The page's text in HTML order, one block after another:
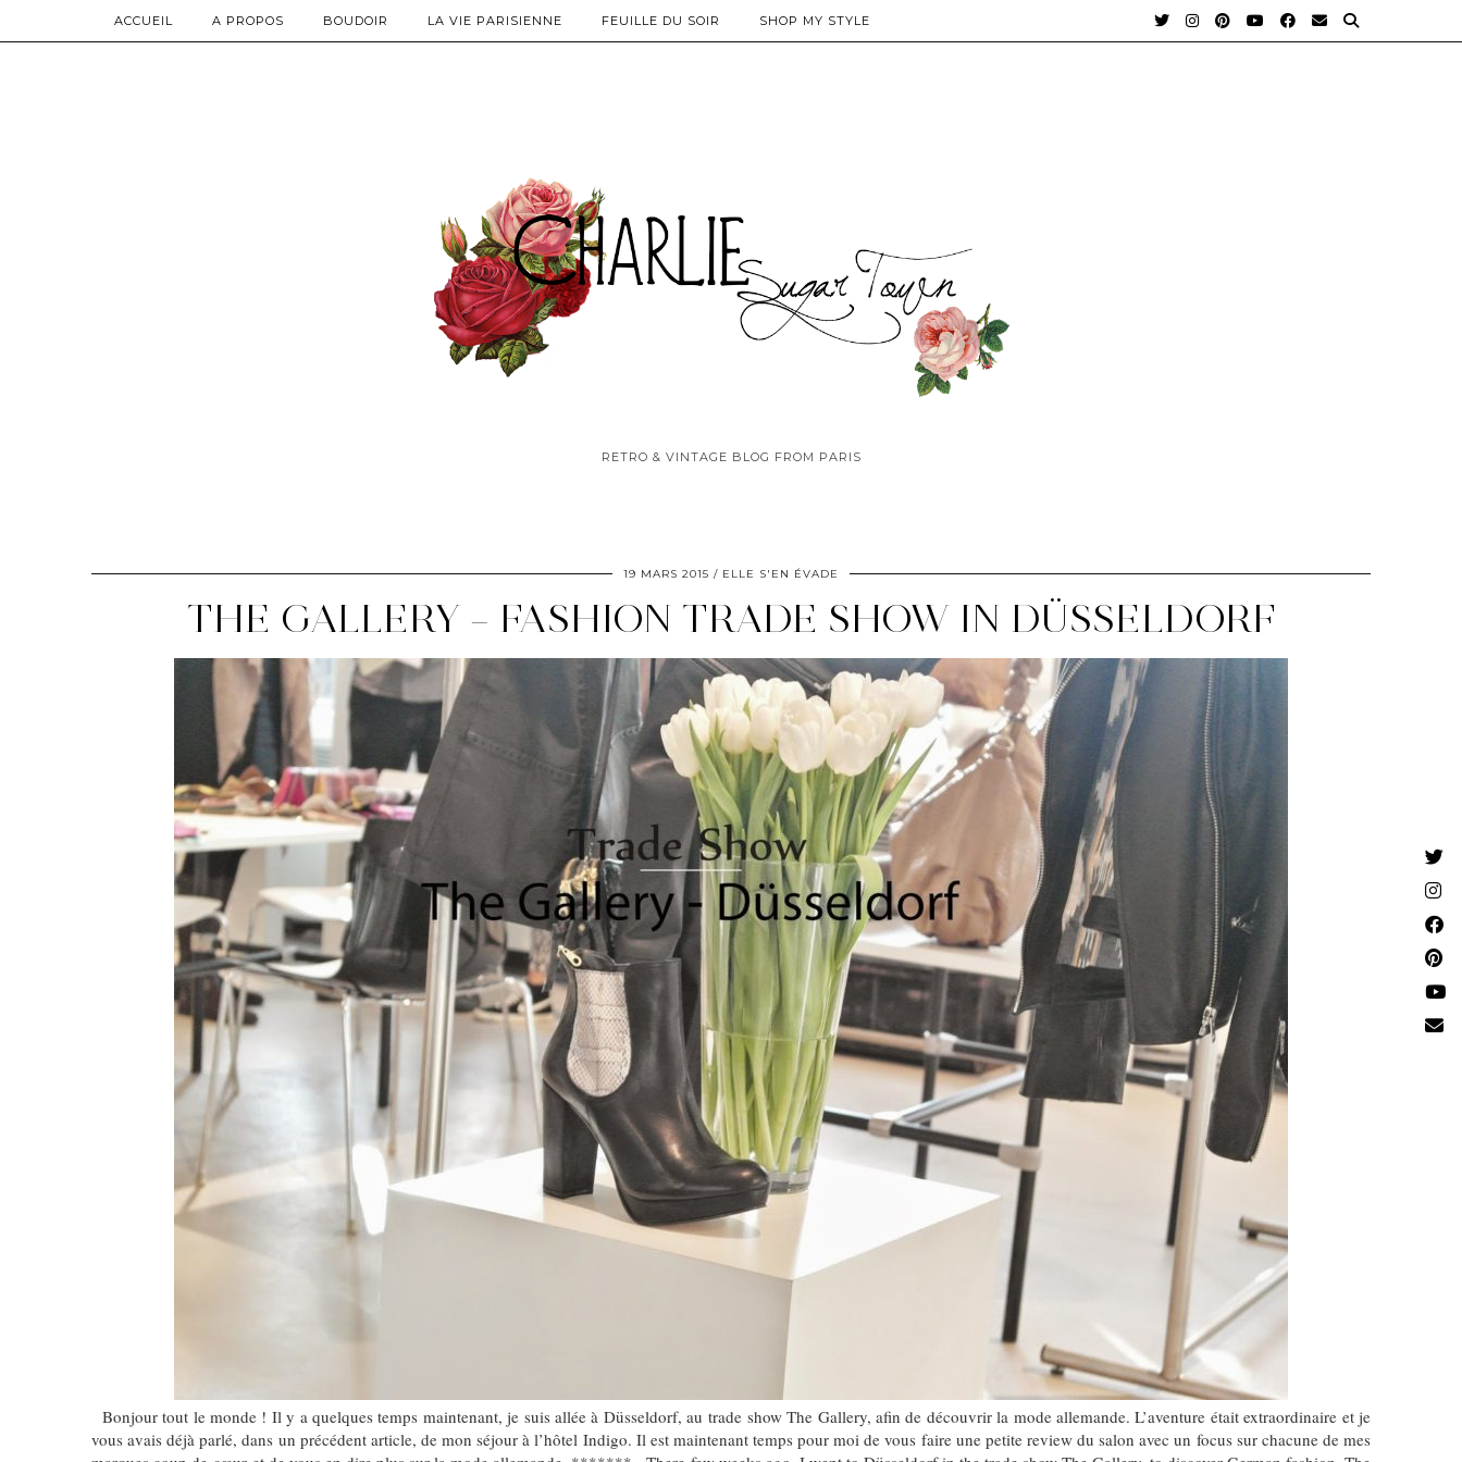
RETRO & VINTAGE BLOG FROM PARIS
ACCUEIL A PROPOS BOUDOIR LA VIE PARISIENNE FEUILLE DU SOIR SHOP MY STYLE
19 MARS 2015 ELLE S'EN ÉVADE
THE GALLERY – FASHION TRADE SHOW IN DÜSSELDORF
Bonjour tout le monde ! Il y a quelques temps maintenant, je suis allée à Düsseldorf, au trade show The Gallery, afin de découvrir la mode allemande. L’aventure était extraordinaire et je
vous avais déjà parlé, dans un précédent article, de mon séjour à l’hôtel Indigo. Il est maintenant temps pour moi de vous faire une petite review du salon avec un focus sur chacune de mes